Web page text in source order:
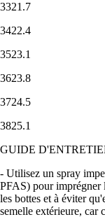
3321.7
3422.4
3523.1
3623.8
3724.5
3825.1
GUIDE
- Utilisez un spray
PFAS) pour imprégner
les bottes et à éviter
semelle extérieure, car